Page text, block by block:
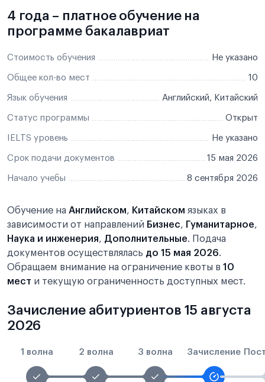
4 года – платное обучение на
программе бакалавриат
Стоимость обучения Не указано
Общее кол-во мест 10
Язык обучения Английский, Китайский
Статус программы Открыт
IELTS уровень Не указано
Срок подачи документов 15 мая 2026
Начало учебы 8 сентября 2026
Обучение на Английском, Китайском языках в
зависимости от направлений Бизнес, Гуманитарное,
Наука и инженерия, Дополнительные. Подача
документов осуществлялась до 15 мая 2026.
Обращаем внимание на ограничение квоты в 10
мест и текущую ограниченность доступных мест.
Зачисление абитуриентов 15 августа
2026
1 волна 2 волна 3 волна Зачисление